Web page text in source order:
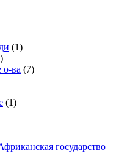
(1)
о-ва (7)
(1)
государство